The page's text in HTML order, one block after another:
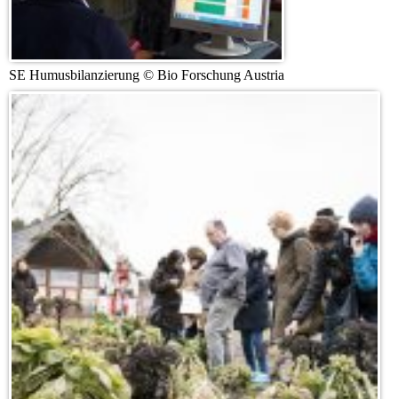
SE Humusbilanzierung © Bio Forschung Austria